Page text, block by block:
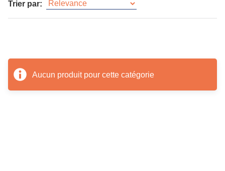
Trier par:
Aucun produit pour cette catégorie